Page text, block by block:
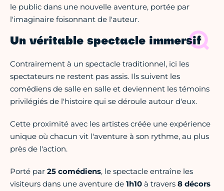
le public dans une nouvelle aventure, portée par
l'imaginaire foisonnant de l'auteur.
Un véritable spectacle immersif
Contrairement à un spectacle traditionnel, ici les
spectateurs ne restent pas assis. Ils suivent les
comédiens de salle en salle et deviennent les témoins
privilégiés de l'histoire qui se déroule autour d'eux.
Cette proximité avec les artistes créée une expérience
unique où chacun vit l'aventure à son rythme, au plus
près de l'action.
Porté par 25 comédiens, le spectacle entraîne les
visiteurs dans une aventure de 1h10 à travers 8 décors